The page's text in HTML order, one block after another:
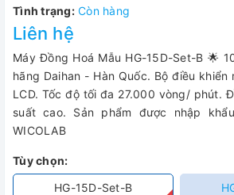
Tình trạng: Còn hàng
Liên hệ
Máy Đồng Hoá Mẫu HG-15D-Set-B 🌟
hãng Daihan - Hàn Quốc. Bộ điều khiển
LCD. Tốc độ tối đa 27.000 vòng/ phút.
suất cao. Sản phẩm được nhập
WICOLAB
Tùy chọn:
HG-15D-Set-B